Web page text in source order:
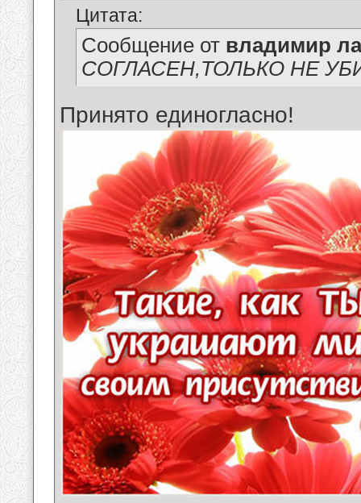
Цитата:
Сообщение от владимир
СОГЛАСЕН,ТОЛЬКО НЕ
Принято единогласно!